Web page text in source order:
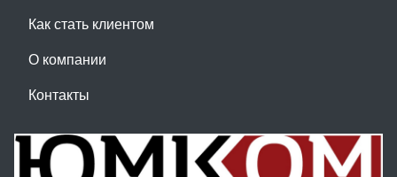
Как стать клиентом
О компании
Контакты